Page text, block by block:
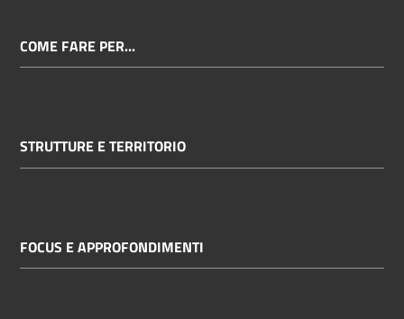
COME FARE PER...
STRUTTURE E TERRITORIO
FOCUS E APPROFONDIMENTI